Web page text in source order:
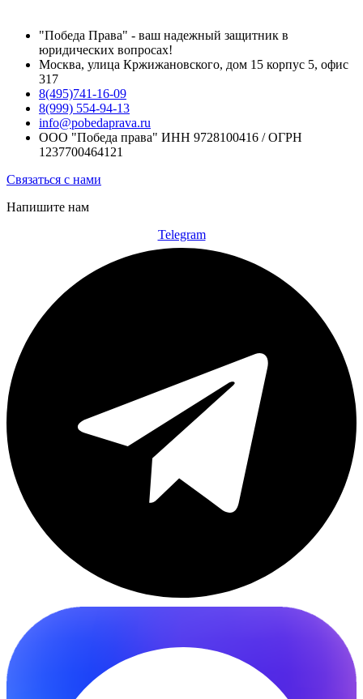
"Победа Права" - ваш надежный защитник в
юридических вопросах!
Москва, улица Кржижановского, дом 15 корпус 5, офис
317
8(495)741-16-09
8(999) 554-94-13
info@pobedaprava.ru
ООО "Победа права" ИНН 9728100416 / ОГРН
1237700464121
Связаться с нами
Напишите нам
Telegram